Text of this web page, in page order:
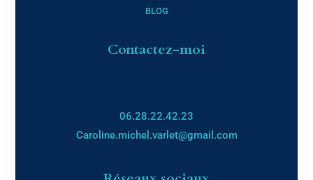
BLOG
Contactez-moi
06.28.22.42.23
Caroline.michel.varlet@gmail.com